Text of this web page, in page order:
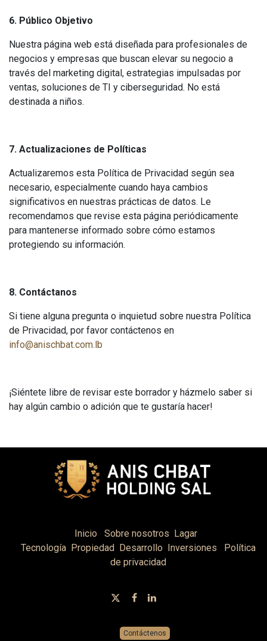
6. Público Objetivo
Nuestra página web está diseñada para profesionales de
negocios y empresas que buscan elevar su negocio a
través del marketing digital, estrategias impulsadas por
ventas, soluciones de TI y ciberseguridad. No está
destinada a niños.
7. Actualizaciones de Políticas
Actualizaremos esta Política de Privacidad según sea
necesario, especialmente cuando haya cambios
significativos en nuestras prácticas de datos. Le
recomendamos que revise esta página periódicamente
para mantenerse informado sobre cómo estamos
protegiendo su información.
8. Contáctanos
Si tiene alguna pregunta o inquietud sobre nuestra Política
de Privacidad, por favor contáctenos en
info@anischbat.com.lb
¡Siéntete libre de revisar este borrador y házmelo saber si
hay algún cambio o adición que te gustaría hacer!
Inicio Sobre nosotros Lagar
Tecnología Propiedad Desarrollo Inversiones
Política
de privacidad
Contáctenos